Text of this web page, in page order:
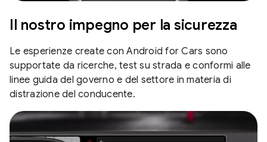
Il nostro impegno per la sicurezza
Le esperienze create con Android for Cars sono
supportate da ricerche, test su strada e conformi alle
linee guida del governo e del settore in materia di
distrazione del conducente.